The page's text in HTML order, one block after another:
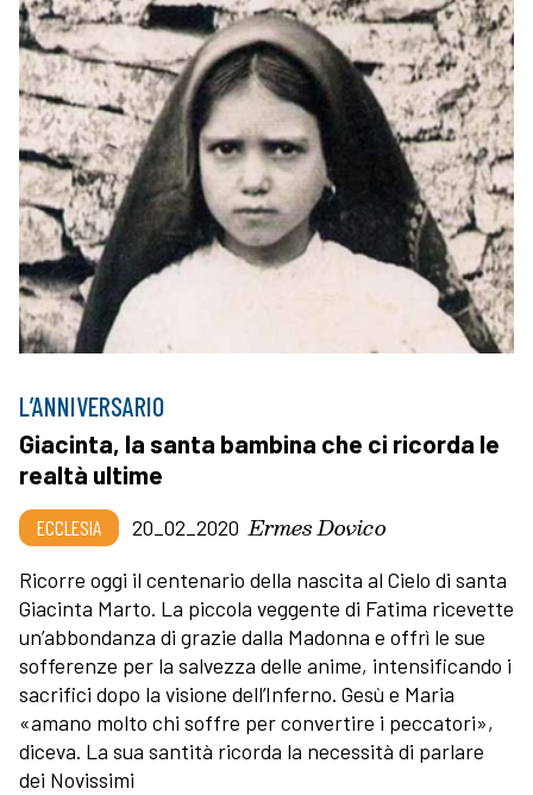
L’ANNIVERSARIO
Giacinta, la santa bambina che ci ricorda le
realtà ultime
ECCLESIA 20_02_2020 Ermes Dovico
Ricorre oggi il centenario della nascita al Cielo di santa
Giacinta Marto. La piccola veggente di Fatima ricevette
un’abbondanza di grazie dalla Madonna e offrì le sue
sofferenze per la salvezza delle anime, intensificando i
sacrifici dopo la visione dell’Inferno. Gesù e Maria
«amano molto chi soffre per convertire i peccatori»,
diceva. La sua santità ricorda la necessità di parlare
dei Novissimi